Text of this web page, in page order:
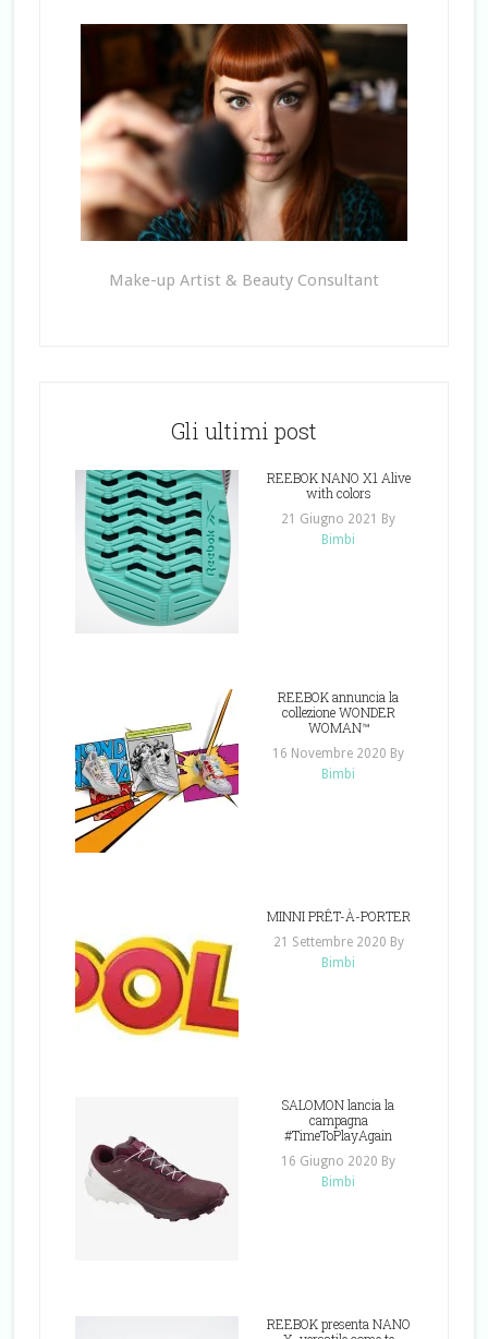
Make-up Artist & Beauty Consultant
Gli ultimi post
REEBOK NANO X1 Alive
with colors
21 Giugno 2021 By
Bimbi
REEBOK annuncia la
collezione WONDER
WOMAN™
16 Novembre 2020 By
Bimbi
MINNI PRÊT-À-PORTER
21 Settembre 2020 By
Bimbi
SALOMON lancia la
campagna
#TimeToPlayAgain
16 Giugno 2020 By
Bimbi
REEBOK presenta NANO